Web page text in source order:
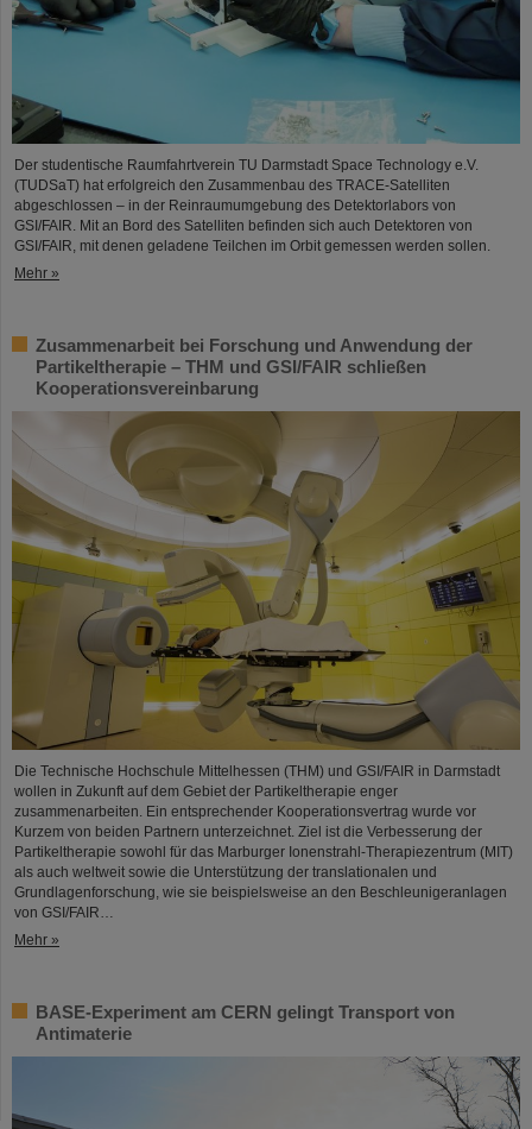
Der studentische Raumfahrtverein TU Darmstadt Space Technology e.V.
(TUDSaT) hat erfolgreich den Zusammenbau des TRACE-Satelliten
abgeschlossen – in der Reinraumumgebung des Detektorlabors von
GSI/FAIR. Mit an Bord des Satelliten befinden sich auch Detektoren von
GSI/FAIR, mit denen geladene Teilchen im Orbit gemessen werden sollen.
Mehr »
Zusammenarbeit bei Forschung und Anwendung der
Partikeltherapie – THM und GSI/FAIR schließen
Kooperationsvereinbarung
Die Technische Hochschule Mittelhessen (THM) und GSI/FAIR in Darmstadt
wollen in Zukunft auf dem Gebiet der Partikeltherapie enger
zusammenarbeiten. Ein entsprechender Kooperationsvertrag wurde vor
Kurzem von beiden Partnern unterzeichnet. Ziel ist die Verbesserung der
Partikeltherapie sowohl für das Marburger Ionenstrahl-Therapiezentrum (MIT)
als auch weltweit sowie die Unterstützung der translationalen und
Grundlagenforschung, wie sie beispielsweise an den Beschleunigeranlagen
von GSI/FAIR…
Mehr »
BASE-Experiment am CERN gelingt Transport von
Antimaterie